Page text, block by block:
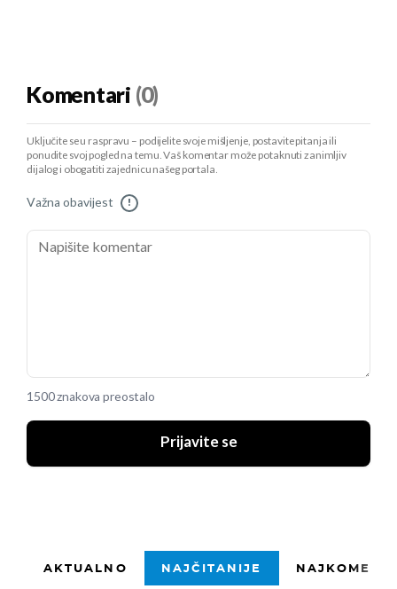
Komentari (0)
Uključite se u raspravu – podijelite svoje mišljenje, postavite pitanja ili
ponudite svoj pogled na temu. Vaš komentar može potaknuti zanimljiv
dijalog i obogatiti zajednicu našeg portala.
Važna obavijest !
1500 znakova preostalo
Prijavite se
AKTUALNO NAJČITANIJE